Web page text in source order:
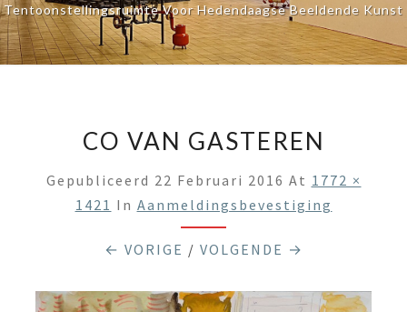
Tentoonstellingsruimte Voor Hedendaagse Beeldende Kunst
CO VAN GASTEREN
Gepubliceerd 22 Februari 2016 At 1772 ×
1421 In Aanmeldingsbevestiging
← VORIGE / VOLGENDE →